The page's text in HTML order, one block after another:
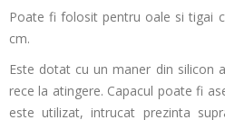
Poate fi folosit pentru oale si tigai
cm.
Este dotat cu un maner din silicon
rece la atingere. Capacul poate fi
este utilizat, intrucat prezinta